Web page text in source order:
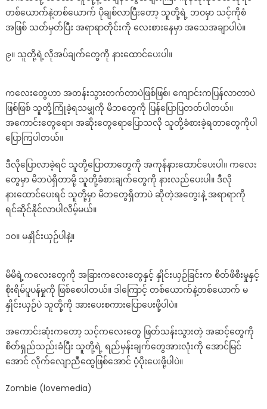
တစ်ယောက်နဲ့တစ်ယောက် ပိုချစ်လာပြီးတော့ သူတို့ရဲ့ ဘဝမှာ သင့်ကိုစံ
အဖြစ် သတ်မှတ်ပြီး အရာရာတိုင်းကို လေးစားနေမှာ အသေအချာပါပဲ။
၉။ သူတို့ရဲ့လိုအပ်ချက်တွေကို နားထောင်ပေးပါ။
ကလေးတွေဟာ အတန်းသွားတက်တာပဲဖြစ်ဖြစ်၊ ကျောင်းကပြန်လာတာပဲ
ဖြစ်ဖြစ် သူတို့ကြုံခဲ့ရသမျှကို မိဘတွေကို ပြန်ပြောပြတတ်ပါတယ်။
အကောင်းတွေရော၊ အဆိုးတွေရောပြောသလို သူတို့ခံစားခဲ့ရတာတွေကိုပါ
ပြောကြပါတယ်။
ဒီလိုပြောလာခဲ့ရင် သူတို့ပြောတာတွေကို အကုန်နားထောင်ပေးပါ။ ကလေး
တွေမှာ မိဘပဲရှိတာမို့ သူတို့ခံစားချက်တွေကို နားလည်ပေးပါ။ ဒီလို
နားထောင်ပေးရင် သူတို့မှာ မိဘတွေရှိတာပဲ ဆိုတဲ့အတွေးနဲ့ အရာရာကို
ရင်ဆိုင်နိုင်လာပါလိမ့်မယ်။
၁၀။ မနှိုင်းယှဉ်ပါနဲ့။
မိမိရဲ့ကလေးတွေကို အခြားကလေးတွေနှင့် နှိုင်းယှဉ်ခြင်းက စိတ်ဖိစီးမှုနှင့်
စိုးရိမ်ပူပန်မှုကို ဖြစ်စေပါတယ်။ ဒါကြောင့် တစ်ယောက်နဲ့တစ်ယောက် မ
နှိုင်းယှဉ်ပဲ သူတို့ကို အားပေးစကားပြောပေးဖို့ပါပဲ။
အကောင်းဆုံးကတော့ သင့်ကလေးတွေ ဖြတ်သန်းသွားတဲ့ အဆင့်တွေကို
စိတ်ရှည်သည်းခံပြီး သူတို့ရဲ့ ရည်မှန်းချက်တွေအားလုံးကို အောင်မြင်
အောင် လိုက်လျောညီထွေဖြစ်အောင် ပံ့ပိုးပေးဖို့ပါပဲ။
Zombie (lovemedia)